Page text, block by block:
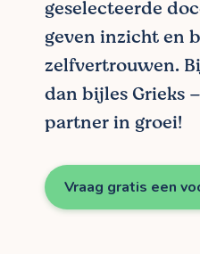
geselecteerde
geven inzicht en
zelfvertrouwen.
dan bijles Grieks
partner in groei!
Vraag gratis een